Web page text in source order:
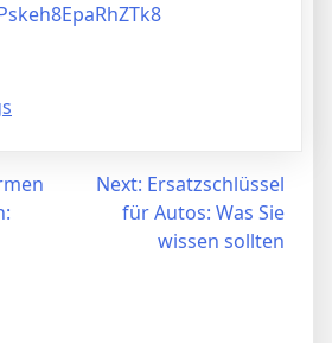
Next: Ersatzschlüssel
für Autos: Was Sie
wissen sollten